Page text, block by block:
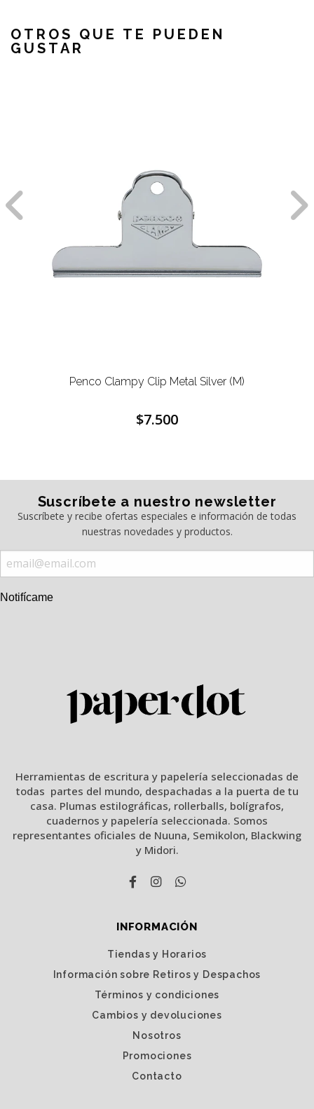
OTROS QUE TE PUEDEN
GUSTAR
Penco Clampy Clip Metal Silver (M)
$7.500
Suscríbete a nuestro newsletter
Suscríbete y recibe ofertas especiales e información de todas
nuestras novedades y productos.
Notifícame
Herramientas de escritura y papelería seleccionadas de
todas partes del mundo, despachadas a la puerta de tu
casa. Plumas estilográficas, rollerballs, bolígrafos,
cuadernos y papelería seleccionada. Somos
representantes oficiales de Nuuna, Semikolon, Blackwing
y Midori.
INFORMACIÓN
Tiendas y Horarios
Información sobre Retiros y Despachos
Términos y condiciones
Cambios y devoluciones
Nosotros
Promociones
Contacto